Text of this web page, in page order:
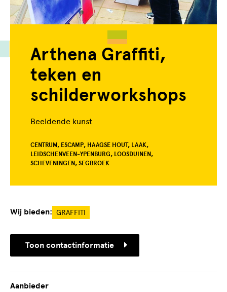
Arthena Graffiti,
teken en
schilderworkshops
Beeldende kunst
CENTRUM, ESCAMP, HAAGSE HOUT, LAAK,
LEIDSCHENVEEN-YPENBURG, LOOSDUINEN,
SCHEVENINGEN, SEGBROEK
Wij bieden: GRAFFITI
Toon contactinformatie
Aanbieder